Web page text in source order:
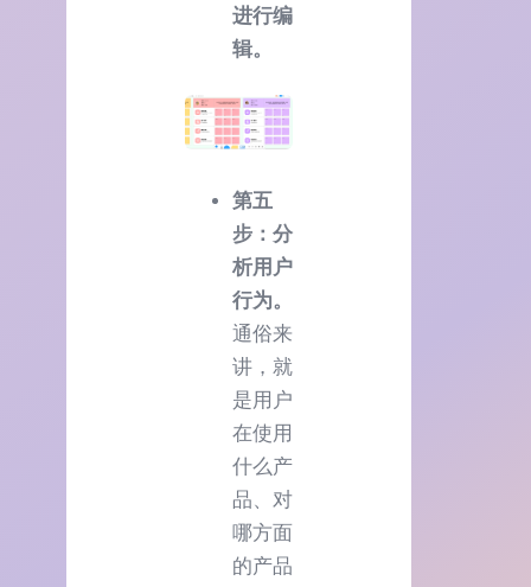
进行编
辑。
第五
步：分
析用户
行为。
通俗来
讲，就
是用户
在使用
什么产
品、对
哪方面
的产品